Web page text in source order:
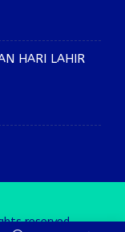
HARI LAHIR
reserved